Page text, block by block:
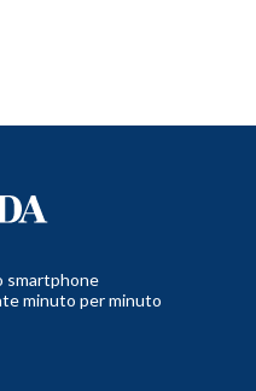
smartphone
minuto per minuto